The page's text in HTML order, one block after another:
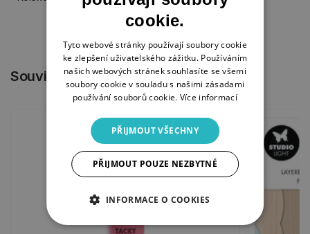
Související produkty
cookie.
Tyto webové stránky používají soubory cookie
ke zlepšení uživatelského zážitku. Používáním
našich webových stránek souhlasíte se všemi
soubory cookie v souladu s našimi zásadami
používání souborů cookie. Více informací
PŘIJMOUT VŠECHNY
PŘIJMOUT POUZE NEZBYTNÉ
INFORMACE O COOKIES